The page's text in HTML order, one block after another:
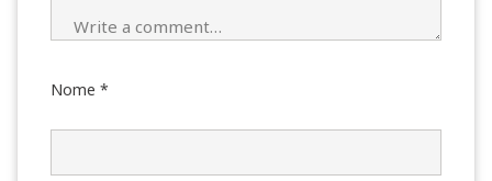
Nome *